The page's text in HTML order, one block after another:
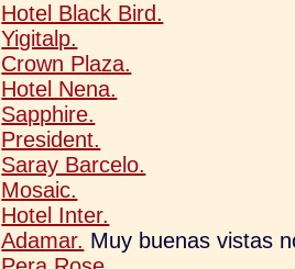
Hotel Black Bird.
Yigitalp.
Crown Plaza.
Hotel Nena.
Sapphire.
President.
Saray Barcelo.
Mosaic.
Hotel Inter.
Adamar. Muy buenas vistas